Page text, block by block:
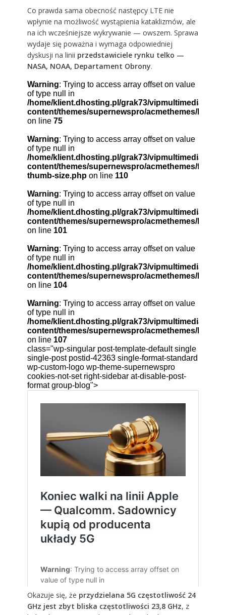
Co prawda sama obecność następcy LTE nie
wpłynie na możliwość wystąpienia kataklizmów, ale
na ich wcześniejsze wykrywanie — owszem. Sprawa
wydaje się poważna i wymaga odpowiedniej
dyskusji na linii przedstawiciele rynku telko —
NASA, NOAA, Departament Obrony.
Okazuje się, że przydzielana 5G częstotliwość 24
GHz jest zbyt bliska częstotliwości 23,8 GHz, z